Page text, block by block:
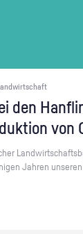
den
von
Jah­ren